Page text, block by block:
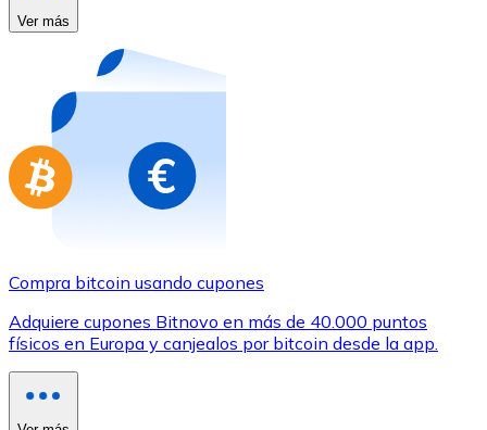
Compra tarjetas regalo de tus marcas favoritas con
Ir a la tienda de tarjetas regalo
Ver más
Compra bitcoin usando cupones
Adquiere cupones Bitnovo en más de 40.000 puntos
físicos en Europa y canjealos por bitcoin desde la app.